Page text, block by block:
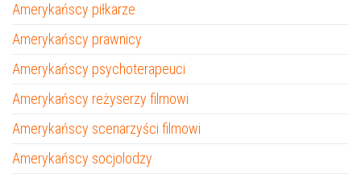
Amerykańscy piłkarze
Amerykańscy prawnicy
Amerykańscy psychoterapeuci
Amerykańscy reżyserzy filmowi
Amerykańscy scenarzyści filmowi
Amerykańscy socjolodzy